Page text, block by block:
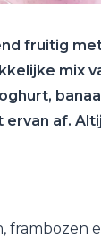
fruitig
mix
ervan af.
frambozen